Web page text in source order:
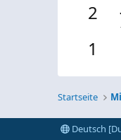
2
1
Startseite
Deutsch